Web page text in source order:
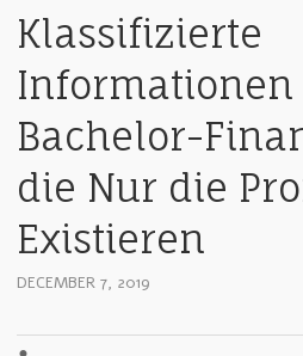
Klassifizierte
Informationen
Bachelor-
die Nur die
Existieren
DECEMBER 7, 2019